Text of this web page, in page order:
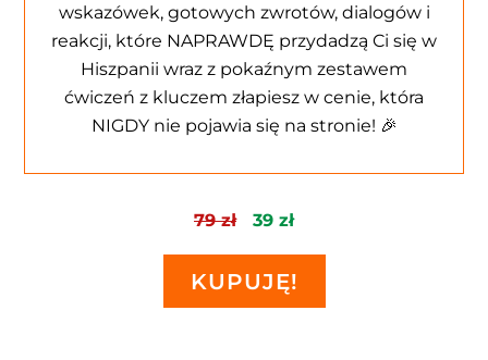
wskazówek, gotowych zwrotów, dialogów i
reakcji, które NAPRAWDĘ przydadzą Ci się w
Hiszpanii wraz z pokaźnym zestawem
ćwiczeń z kluczem złapiesz w cenie, która
NIGDY nie pojawia się na stronie! 🎉
79 zł 39 zł
KUPUJĘ!